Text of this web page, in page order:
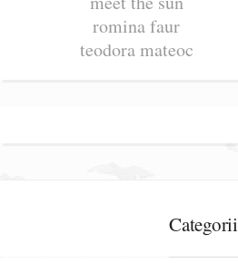
romina faur
teodora mateoc
Categorii